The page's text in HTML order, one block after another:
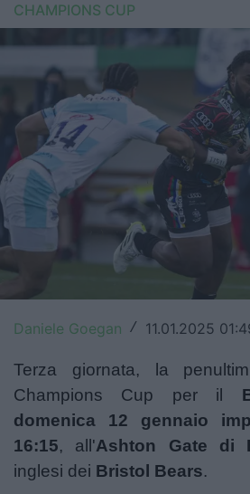
Rugby Sevens
Internazionale
6 Nazioni
United Rugby
Top14
Premiership
Champions Cup
Challenge Cup
World Rugby
Rugby World Cup
Super Rugby
CHAMPIONS CUP
Daniele Goegan / 11.01.2025
Terza giornata, la
Champions Cup per il
domenica 12 gennaio
16:15, all'Ashton Gate di
inglesi dei Bristol Bears.